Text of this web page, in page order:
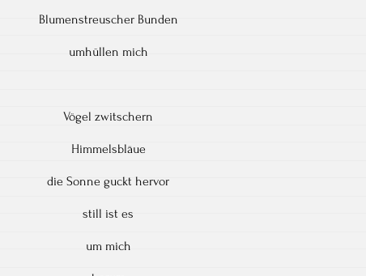
Blumenstreuscher Bunden
umhüllen mich
Vögel zwitschern
Himmelsbläue
die Sonne guckt hervor
still ist es
um mich